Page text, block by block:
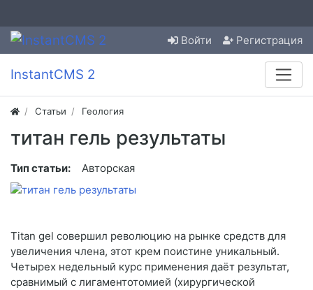
Войти Регистрация
InstantCMS 2
Статьи Геология
титан гель результаты
Тип статьи: Авторская
Titan gel совершил революцию на рынке средств для
увеличения члена, этот крем поистине уникальный.
Четырех недельный курс применения даёт результат,
сравнимый с лигаментотомией (хирургической